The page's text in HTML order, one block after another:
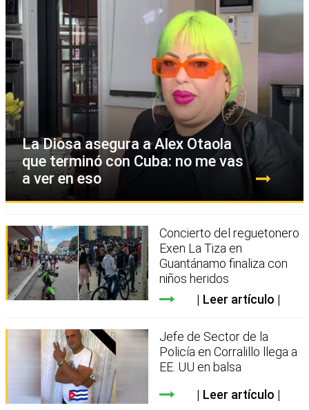
La Diosa asegura a Alex Otaola
que terminó con Cuba: no me vas
a ver en eso
Concierto del reguetonero
Exen La Tiza en
Guantánamo finaliza con
niños heridos
Leer artículo
Jefe de Sector de la
Policía en Corralillo llega a
EE. UU en balsa
Leer artículo